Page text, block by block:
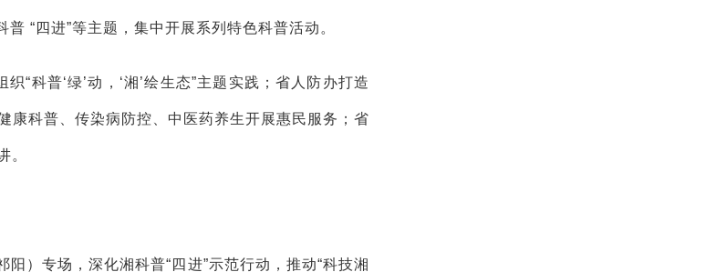
“四进”等主题，集中开展系列特色科普活动。
“科普‘绿’动，‘湘’绘生态”主题实践；省人防办打造
康科普、传染病防控、中医药养生开展惠民服务；省
。
）专场，深化湘科普“四进”示范行动，推动“科技湘